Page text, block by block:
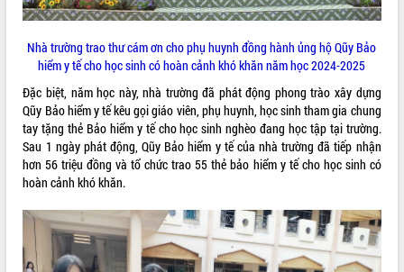
Trailer Lễ hội Sầu riêng Đắk Lắk năm
2026
Khám bệnh, cấp phát thuốc miễn phí
và tặng quà người dân xã Cư Pui
Hội nghị UBND tỉnh Đắk Lắk thường kỳ
tháng 7/2026
Nam Anh hùng” và trao Huân chương
Lao động
UBND tỉnh Đắk Lắk triển khai nhiệm
ALBUM ẢNH
Nhà trường trao thư cám ơn cho phụ huynh đồng hành ủng hộ Qũy Bảo
hiểm y tế cho học sinh có hoàn cảnh khó khăn năm học 2024-2025
Đặc biệt, năm học này, nhà trường đã phát động phong trào xây dựng
Qũy Bảo hiểm y tế kêu gọi giáo viên, phụ huynh, học sinh tham gia chung
tay tặng thẻ Bảo hiểm y tế cho học sinh nghèo đang học tập tại trường.
Sau 1 ngày phát động, Qũy Bảo hiểm y tế của nhà trường đã tiếp nhận
hơn 56 triệu đồng và tổ chức trao 55 thẻ bảo hiểm y tế cho học sinh có
hoàn cảnh khó khăn.